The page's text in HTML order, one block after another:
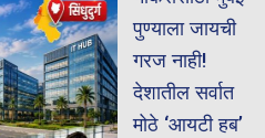
पुण्याला जायची
गरज नाही!
देशातील सर्वात
मोठे ‘आयटी हब’